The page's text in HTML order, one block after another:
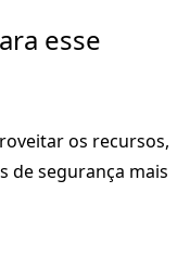
esse
os recursos,
de segurança mais